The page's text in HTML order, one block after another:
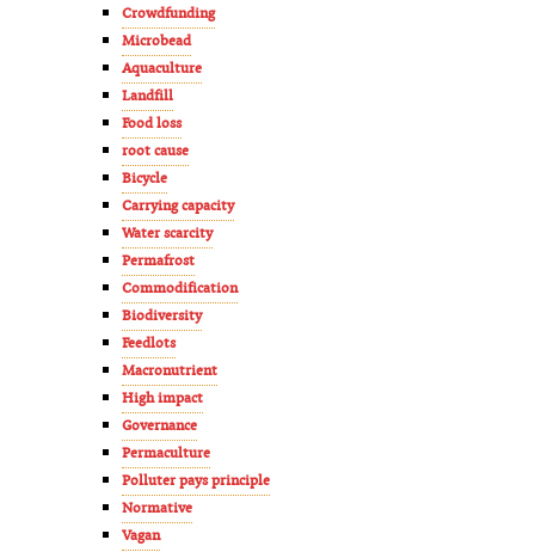
Crowdfunding
Microbead
Aquaculture
Landfill
Food loss
root cause
Bicycle
Carrying capacity
Water scarcity
Permafrost
Commodification
Biodiversity
Feedlots
Macronutrient
High impact
Governance
Permaculture
Polluter pays principle
Normative
Vagan